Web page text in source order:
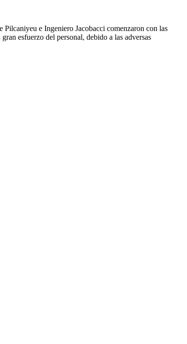
e Ingeniero Jacobacci comenzaron con las
esfuerzo del personal, debido a las adversas